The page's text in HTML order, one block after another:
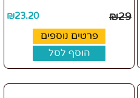
₪29
₪23.20
פרטים נוספים
הוסף לסל